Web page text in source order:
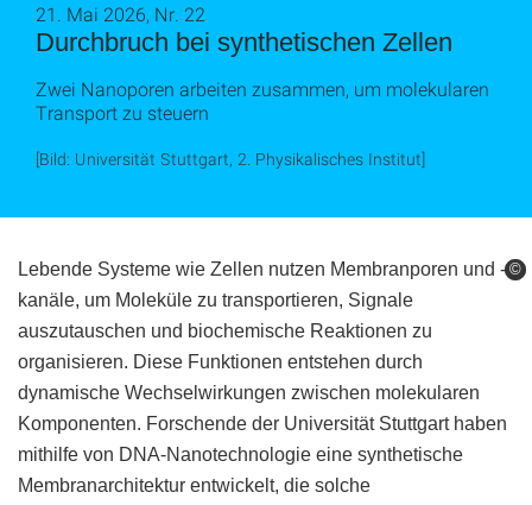
Durchbruch bei synthetischen Zellen
21. Mai 2026, Nr. 22
Zwei Nanoporen arbeiten zusammen, um molekularen
Transport zu steuern
[Bild: Universität Stuttgart, 2. Physikalisches Institut]
Lebende Systeme wie Zellen nutzen Membranporen und -
kanäle, um Moleküle zu transportieren, Signale
auszutauschen und biochemische Reaktionen zu
organisieren. Diese Funktionen entstehen durch
dynamische Wechselwirkungen zwischen molekularen
Komponenten. Forschende der Universität Stuttgart haben
mithilfe von DNA-Nanotechnologie eine synthetische
Membranarchitektur entwickelt, die solche
©
©